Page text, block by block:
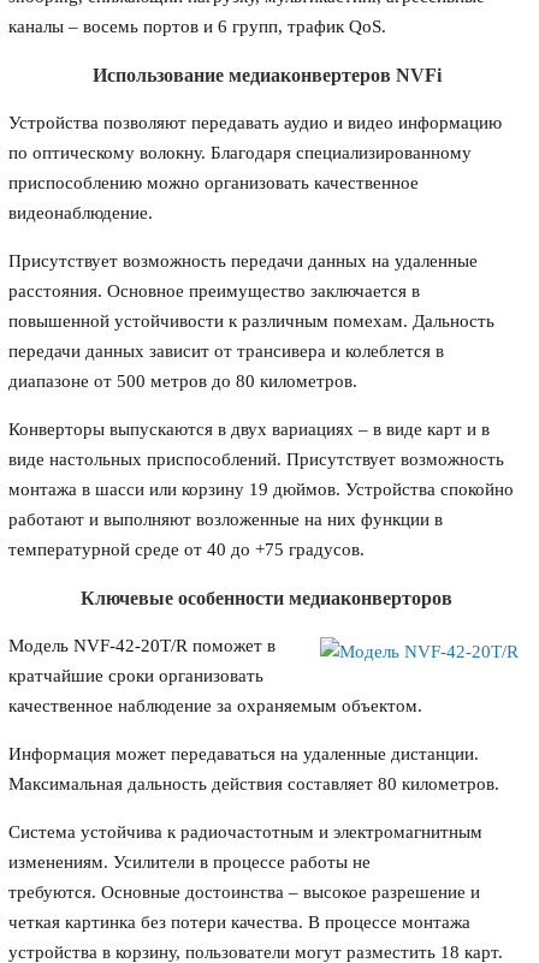
каналы – восемь портов и 6 групп, трафик QoS.
Использование медиаконвертеров NVFi
Устройства позволяют передавать аудио и видео информацию
по оптическому волокну. Благодаря специализированному
приспособлению можно организовать качественное
видеонаблюдение.
Присутствует возможность передачи данных на удаленные
расстояния. Основное преимущество заключается в
повышенной устойчивости к различным помехам. Дальность
передачи данных зависит от трансивера и колеблется в
диапазоне от 500 метров до 80 километров.
Конверторы выпускаются в двух вариациях – в виде карт и в
виде настольных приспособлений. Присутствует возможность
монтажа в шасси или корзину 19 дюймов. Устройства спокойно
работают и выполняют возложенные на них функции в
температурной среде от 40 до +75 градусов.
Ключевые особенности медиаконверторов
Модель NVF-42-20T/R поможет в
кратчайшие сроки организовать
качественное наблюдение за охраняемым объектом.
Информация может передаваться на удаленные дистанции.
Максимальная дальность действия составляет 80 километров.
Система устойчива к радиочастотным и электромагнитным
изменениям. Усилители в процессе работы не
требуются. Основные достоинства – высокое разрешение и
четкая картинка без потери качества. В процессе монтажа
устройства в корзину, пользователи могут разместить 18 карт.